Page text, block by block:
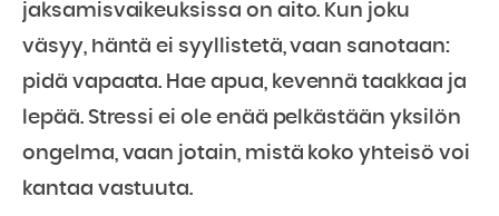
jaksamisvaikeuksissa on aito. Kun joku
väsyy, häntä ei syyllistetä, vaan sanotaan:
pidä vapaata. Hae apua, kevennä taakkaa ja
lepää. Stressi ei ole enää pelkästään yksilön
ongelma, vaan jotain, mistä koko yhteisö voi
kantaa vastuuta.